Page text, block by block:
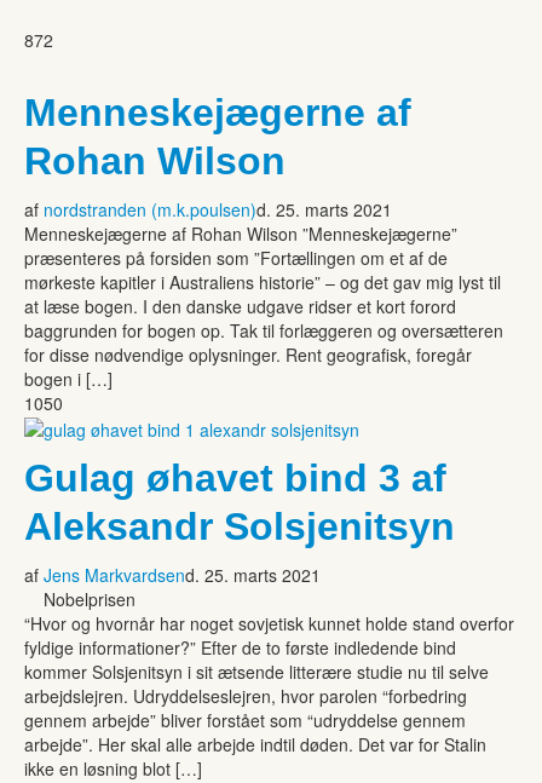
872
Menneskejægerne af
Rohan Wilson
af nordstranden (m.k.poulsen)d. 25. marts 2021
Menneskejægerne af Rohan Wilson ”Menneskejægerne”
præsenteres på forsiden som ”Fortællingen om et af de
mørkeste kapitler i Australiens historie” – og det gav mig lyst til
at læse bogen. I den danske udgave ridser et kort forord
baggrunden for bogen op. Tak til forlæggeren og oversætteren
for disse nødvendige oplysninger. Rent geografisk, foregår
bogen i […]
1050
Gulag øhavet bind 3 af
Aleksandr Solsjenitsyn
af Jens Markvardsend. 25. marts 2021
Nobelprisen
“Hvor og hvornår har noget sovjetisk kunnet holde stand overfor
fyldige informationer?” Efter de to første indledende bind
kommer Solsjenitsyn i sit ætsende litterære studie nu til selve
arbejdslejren. Udryddelseslejren, hvor parolen “forbedring
gennem arbejde” bliver forstået som “udryddelse gennem
arbejde”. Her skal alle arbejde indtil døden. Det var for Stalin
ikke en løsning blot […]